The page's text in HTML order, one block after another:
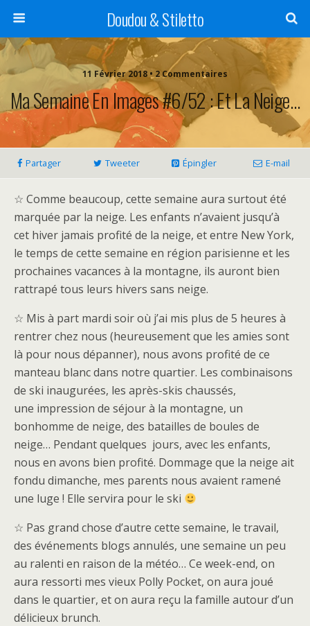
Doudou & Stiletto
11 Février 2018 • 2 Commentaires
Ma Semaine En Images #6/52 : Et La Neige…
Partager Tweeter Épingler E-mail
☆ Comme beaucoup, cette semaine aura surtout été
marquée par la neige. Les enfants n’avaient jusqu’à
cet hiver jamais profité de la neige, et entre New York,
le temps de cette semaine en région parisienne et les
prochaines vacances à la montagne, ils auront bien
rattrapé tous leurs hivers sans neige.
☆ Mis à part mardi soir où j’ai mis plus de 5 heures à
rentrer chez nous (heureusement que les amies sont
là pour nous dépanner), nous avons profité de ce
manteau blanc dans notre quartier. Les combinaisons
de ski inaugurées, les après-skis chaussés,
une impression de séjour à la montagne, un
bonhomme de neige, des batailles de boules de
neige… Pendant quelques jours, avec les enfants,
nous en avons bien profité. Dommage que la neige ait
fondu dimanche, mes parents nous avaient ramené
une luge ! Elle servira pour le ski
☆ Pas grand chose d’autre cette semaine, le travail,
des événements blogs annulés, une semaine un peu
au ralenti en raison de la météo… Ce week-end, on
aura ressorti mes vieux Polly Pocket, on aura joué
dans le quartier, et on aura reçu la famille autour d’un
délicieux brunch.